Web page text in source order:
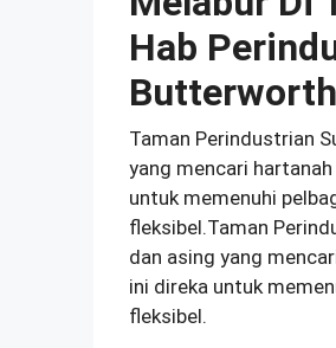
Hab
Taman Perindustrian
yang mencari
untuk memenuhi
fleksibel.Taman
dan asing yang
ini direka untuk
fleksibel.